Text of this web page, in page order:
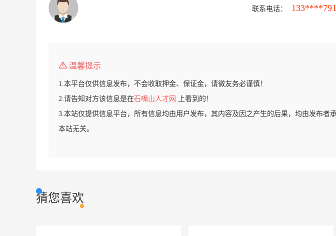
联系电话：
温馨提示
1.本平台仅供信息发布，不会收取押金、保证金，请微友务必谨慎！
2.请告知对方该信息是在石嘴山人才网
上看到的！
3.本站仅提供信息平台，所有信息均由用户发布，其内容及因之产生的后果，均由发布者
本站无关。
猜您喜欢